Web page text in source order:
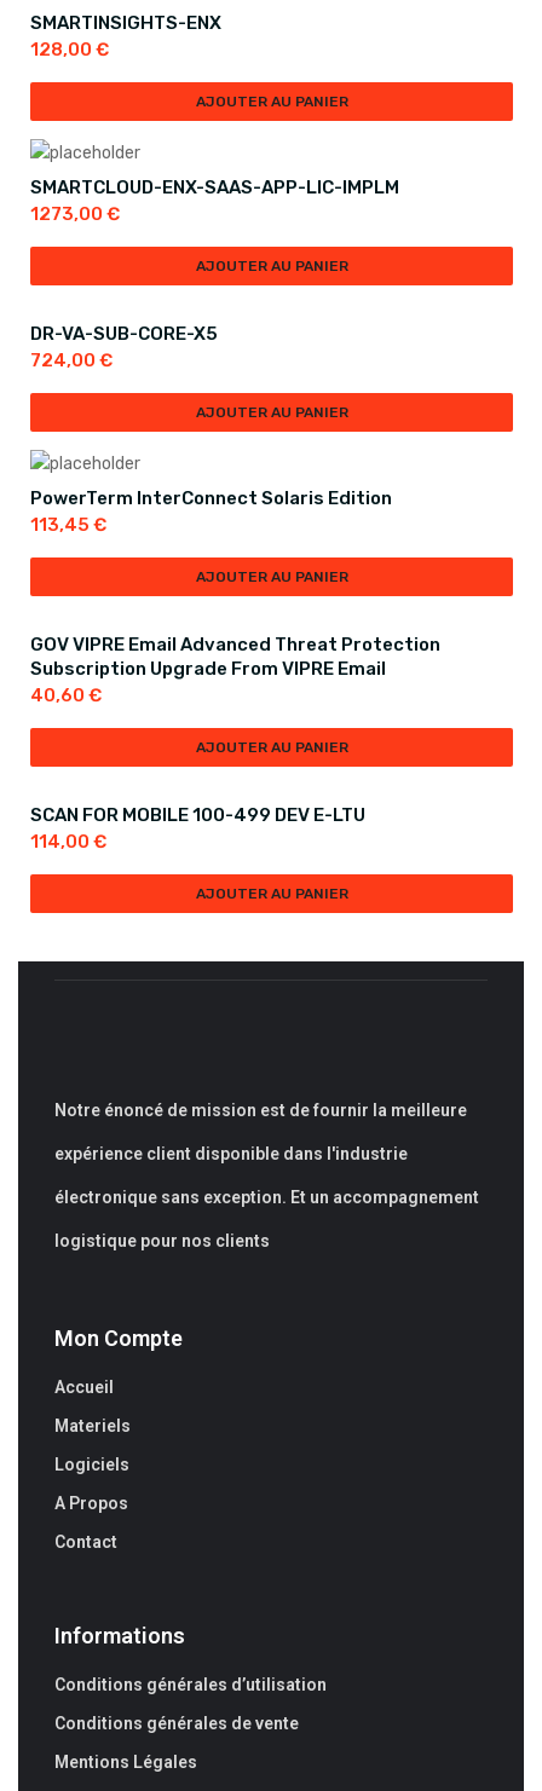
SMARTINSIGHTS-ENX
128,00 €
AJOUTER AU PANIER
SMARTCLOUD-ENX-SAAS-APP-LIC-IMPLM
1273,00 €
AJOUTER AU PANIER
DR-VA-SUB-CORE-X5
724,00 €
AJOUTER AU PANIER
PowerTerm InterConnect Solaris Edition
113,45 €
AJOUTER AU PANIER
GOV VIPRE Email Advanced Threat Protection
Subscription Upgrade From VIPRE Email
40,60 €
AJOUTER AU PANIER
SCAN FOR MOBILE 100-499 DEV E-LTU
114,00 €
AJOUTER AU PANIER
Notre énoncé de mission est de fournir la meilleure
expérience client disponible dans l'industrie
électronique sans exception. Et un accompagnement
logistique pour nos clients
Mon Compte
Accueil
Materiels
Logiciels
A Propos
Contact
Informations
Conditions générales d’utilisation
Conditions générales de vente
Mentions Légales